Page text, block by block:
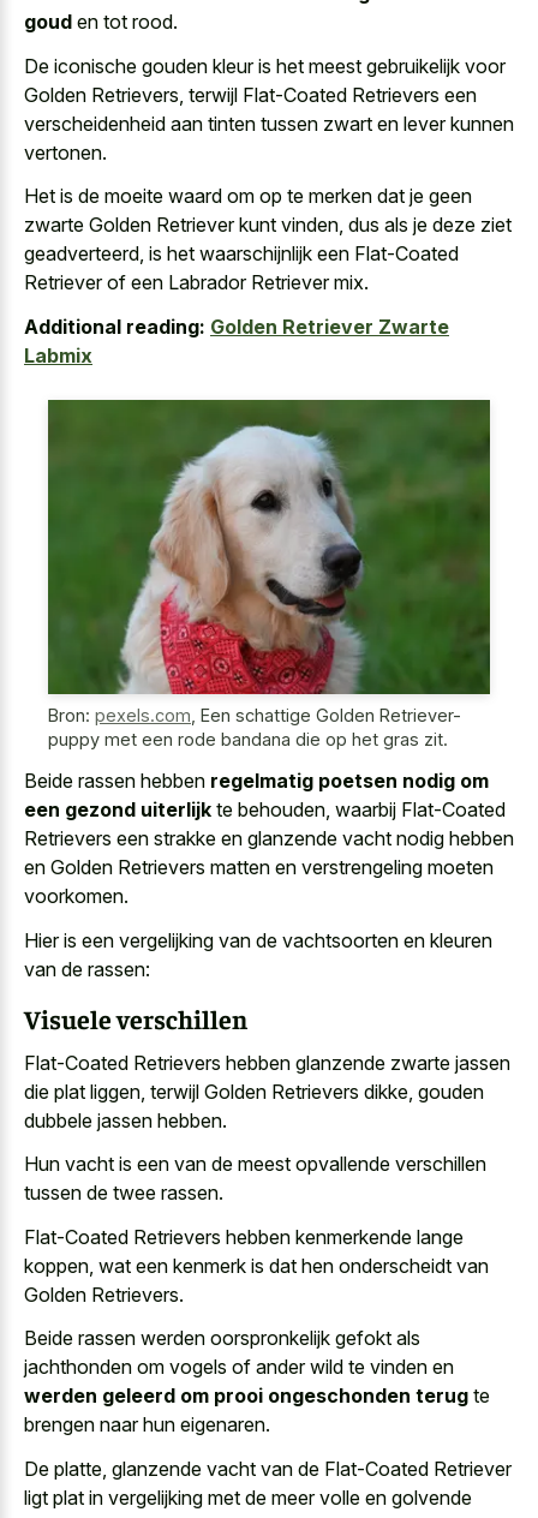
goud en tot rood.
De iconische gouden kleur is het meest gebruikelijk voor
Golden Retrievers, terwijl Flat-Coated Retrievers een
verscheidenheid aan tinten tussen zwart en lever kunnen
vertonen.
Het is de moeite waard om op te merken dat je geen
zwarte Golden Retriever kunt vinden, dus als je deze ziet
geadverteerd, is het waarschijnlijk een Flat-Coated
Retriever of een Labrador Retriever mix.
Additional reading: Golden Retriever Zwarte
Labmix
Bron: pexels.com Een schattige Golden Retriever-
puppy met een rode bandana die op het gras zit.
Beide rassen hebben regelmatig poetsen nodig om
een gezond uiterlijk te behouden, waarbij Flat-Coated
Retrievers een strakke en glanzende vacht nodig hebben
en Golden Retrievers matten en verstrengeling moeten
voorkomen.
Hier is een vergelijking van de vachtsoorten en kleuren
van de rassen:
Visuele verschillen
Flat-Coated Retrievers hebben glanzende zwarte jassen
die plat liggen , terwijl Golden Retrievers dikke, gouden
dubbele jassen hebben.
Hun vacht is een van de meest opvallende verschillen
tussen de twee rassen.
Flat-Coated Retrievers hebben kenmerkende lange
koppen, wat een kenmerk is dat hen onderscheidt van
Golden Retrievers.
Beide rassen werden oorspronkelijk gefokt als
jachthonden om vogels of ander wild te vinden en
werden geleerd om prooi ongeschonden terug te
brengen naar hun eigenaren.
De platte, glanzende vacht van de Flat-Coated Retriever
ligt plat in vergelijking met de meer volle en golvende